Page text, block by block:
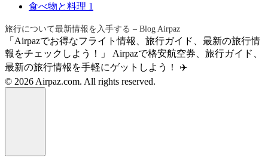
食べ物と料理 1
旅行について最新情報を入手する – Blog Airpaz
「Airpazでお得なフライト情報、旅行ガイド、最新の旅行情
報をチェックしよう！」 Airpazで格安航空券、旅行ガイド、
最新の旅行情報を手軽にゲットしよう！ ✈️
© 2026 Airpaz.com. All rights reserved.